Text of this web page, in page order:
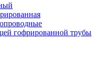
гофрированной трубы